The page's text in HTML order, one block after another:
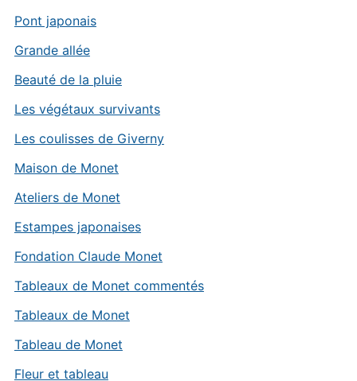
Pont japonais
Grande allée
Beauté de la pluie
Les végétaux survivants
Les coulisses de Giverny
Maison de Monet
Ateliers de Monet
Estampes japonaises
Fondation Claude Monet
Tableaux de Monet commentés
Tableaux de Monet
Tableau de Monet
Fleur et tableau